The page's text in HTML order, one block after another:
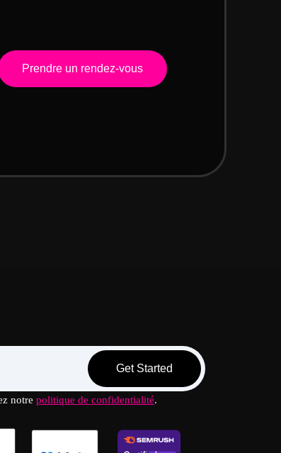
Prendre un rendez-vous
Get Started
notre politique de confidentialité.